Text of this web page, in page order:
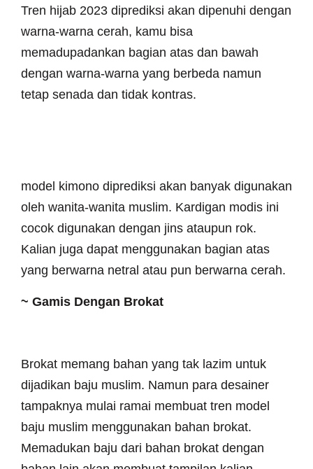
Tren hijab 2023 diprediksi akan dipenuhi dengan
warna-warna cerah, kamu bisa
memadupadankan bagian atas dan bawah
dengan warna-warna yang berbeda namun
tetap senada dan tidak kontras.
model kimono diprediksi akan banyak digunakan
oleh wanita-wanita muslim. Kardigan modis ini
cocok digunakan dengan jins ataupun rok.
Kalian juga dapat menggunakan bagian atas
yang berwarna netral atau pun berwarna cerah.
~ Gamis Dengan Brokat
Brokat memang bahan yang tak lazim untuk
dijadikan baju muslim. Namun para desainer
tampaknya mulai ramai membuat tren model
baju muslim menggunakan bahan brokat.
Memadukan baju dari bahan brokat dengan